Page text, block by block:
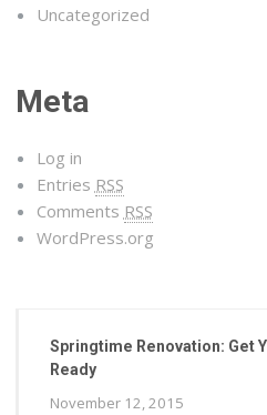
Uncategorized
Meta
Log in
Entries RSS
Comments RSS
WordPress.org
Springtime Renovation: Get
Ready
November 12, 2015